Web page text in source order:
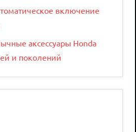
включение
аксессуары Honda
и поколений